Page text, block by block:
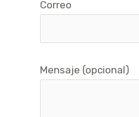
Correo
Mensaje (opcional)